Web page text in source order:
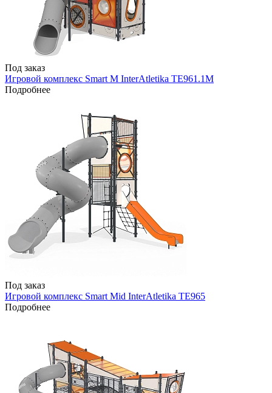
Под заказ
Игровой комплекс Smart M InterAtletika TE961.1M
Подробнее
Под заказ
Игровой комплекс Smart Mid InterAtletika TE965
Подробнее